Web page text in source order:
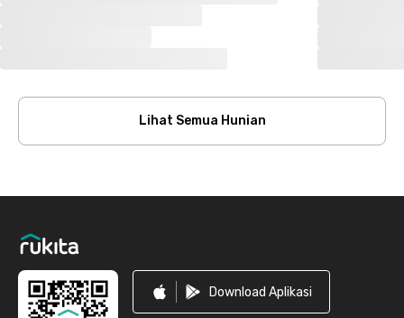
Lihat Semua Hunian
Download Aplikasi